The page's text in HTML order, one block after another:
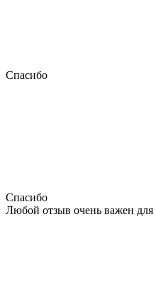
Спасибо
Спасибо
Любой отзыв очень важен для